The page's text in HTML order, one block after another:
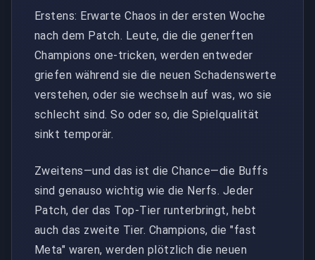
Erstens: Erwarte Chaos in der ersten Woche
nach dem Patch. Leute, die die generften
Champions one-tricken, werden entweder
griefen während sie die neuen Schadenswerte
verstehen, oder sie wechseln auf was, wo sie
schlecht sind. So oder so, die Spielqualität
sinkt temporär.
Zweitens—und das ist die Chance—die Buffs
sind genauso wichtig wie die Nerfs. Jeder
Patch, der das Top-Tier runterbringt, hebt
auch das zweite Tier. Champions, die "fast
Meta" waren, werden plötzlich die neuen